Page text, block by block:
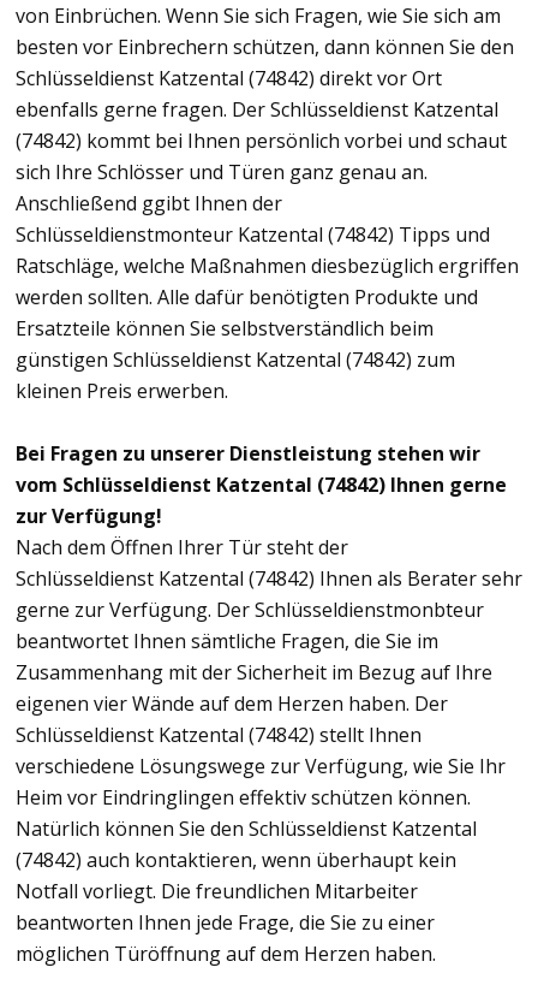
von Einbrüchen. Wenn Sie sich Fragen, wie Sie sich am
besten vor Einbrechern schützen, dann können Sie den
Schlüsseldienst Katzental (74842) direkt vor Ort
ebenfalls gerne fragen. Der Schlüsseldienst Katzental
(74842) kommt bei Ihnen persönlich vorbei und schaut
sich Ihre Schlösser und Türen ganz genau an.
Anschließend ggibt Ihnen der
Schlüsseldienstmonteur Katzental (74842) Tipps und
Ratschläge, welche Maßnahmen diesbezüglich ergriffen
werden sollten. Alle dafür benötigten Produkte und
Ersatzteile können Sie selbstverständlich beim
günstigen Schlüsseldienst Katzental (74842) zum
kleinen Preis erwerben.
Bei Fragen zu unserer Dienstleistung stehen wir
vom Schlüsseldienst Katzental (74842) Ihnen gerne
zur Verfügung!
Nach dem Öffnen Ihrer Tür steht der
Schlüsseldienst Katzental (74842) Ihnen als Berater sehr
gerne zur Verfügung. Der Schlüsseldienstmonbteur
beantwortet Ihnen sämtliche Fragen, die Sie im
Zusammenhang mit der Sicherheit im Bezug auf Ihre
eigenen vier Wände auf dem Herzen haben. Der
Schlüsseldienst Katzental (74842) stellt Ihnen
verschiedene Lösungswege zur Verfügung, wie Sie Ihr
Heim vor Eindringlingen effektiv schützen können.
Natürlich können Sie den Schlüsseldienst Katzental
(74842) auch kontaktieren, wenn überhaupt kein
Notfall vorliegt. Die freundlichen Mitarbeiter
beantworten Ihnen jede Frage, die Sie zu einer
möglichen Türöffnung auf dem Herzen haben.